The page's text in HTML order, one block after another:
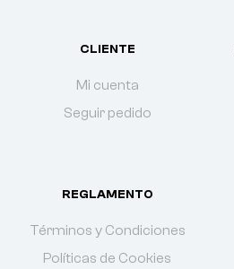
CLIENTE
Mi cuenta
Seguir pedido
REGLAMENTO
Términos y Condiciones
Políticas de Cookies